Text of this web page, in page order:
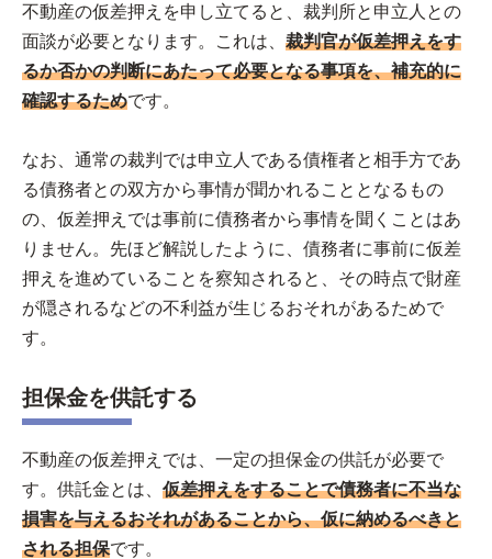
不動産の仮差押えを申し立てると、裁判所と申立人との
面談が必要となります。これは、 裁判官が仮差押えをす
るか否かの判断にあたって必要となる事項を、補充的に
確認するためです。
なお、通常の裁判では申立人である債権者と相手方であ
る債務者との双方から事情が聞かれることとなるもの
の、仮差押えでは事前に債務者から事情を聞くことはあ
りません。先ほど解説したように、債務者に事前に仮差
押えを進めていることを察知されると、その時点で財産
が隠されるなどの不利益が生じるおそれがあるためで
す。
担保金を供託する
不動産の仮差押えでは、一定の担保金の供託が必要で
す。供託金とは、 仮差押えをすることで債務者に不当な
損害を与えるおそれがあることから、仮に納めるべきと
される担保です。